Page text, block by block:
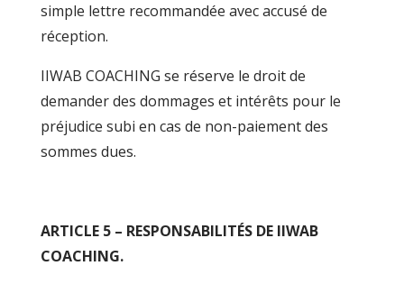
simple lettre recommandée avec accusé de
réception.
IIWAB COACHING se réserve le droit de
demander des dommages et intérêts pour le
préjudice subi en cas de non-paiement des
sommes dues.
ARTICLE 5 – RESPONSABILITÉS DE IIWAB
COACHING.